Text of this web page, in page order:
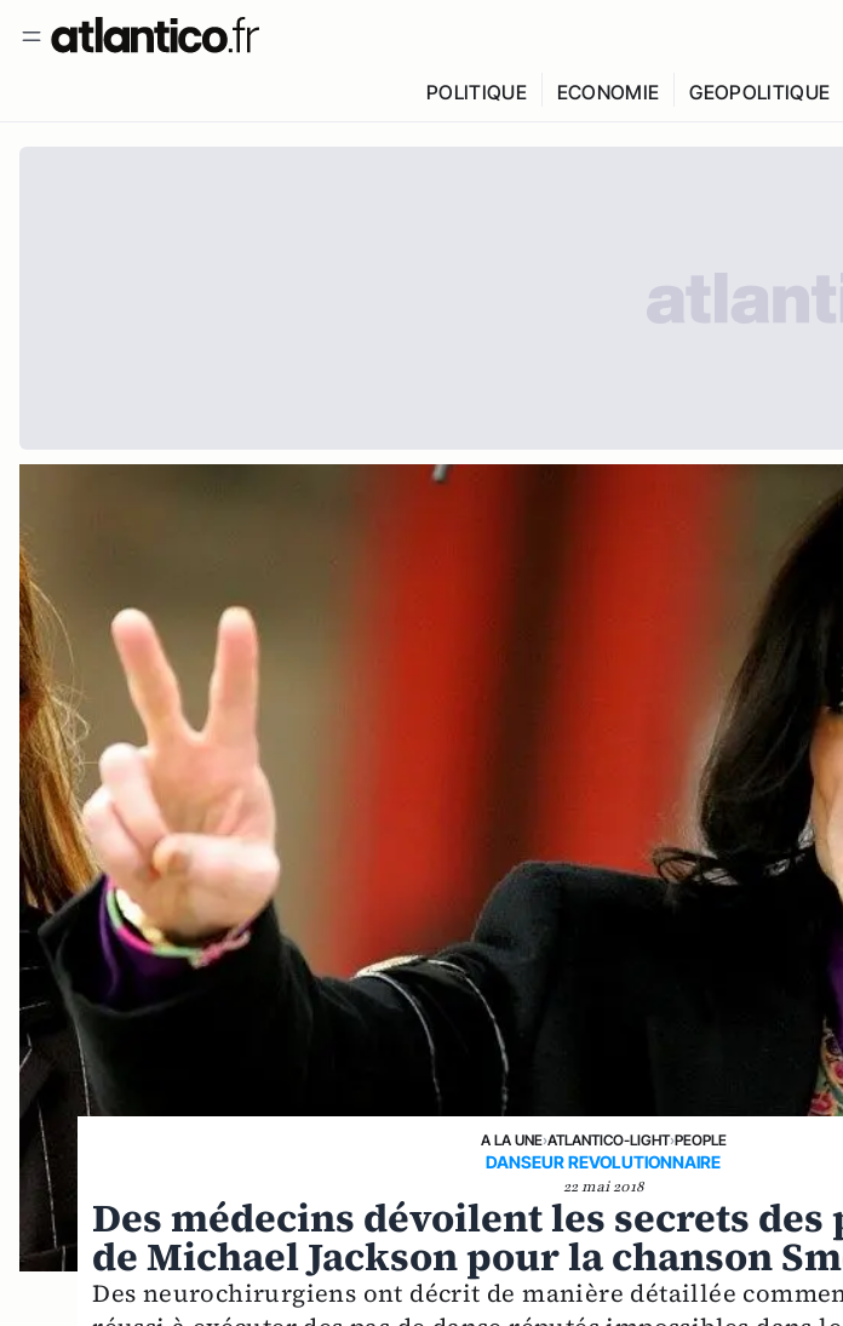
POLITIQUE ECONOMIE GEOPOLITIQUE
A LA UNE›ATLANTICO-LIGHT›PEOPLE
DANSEUR REVOLUTIONNAIRE
22 mai 2018
Des médecins dévoilent les secrets des
de Michael Jackson pour la chanson
Des neurochirurgiens ont décrit de manière détaillée